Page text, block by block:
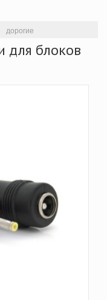
дорогие
для блоков